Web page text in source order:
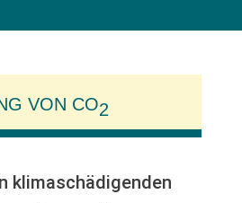
VON CO2
klimaschädigenden